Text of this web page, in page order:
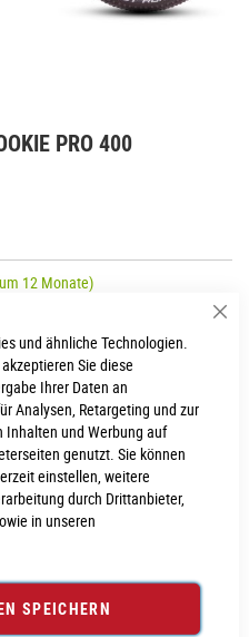
und ähnliche Technologien.
Sie diese
Ihrer Daten an
Analysen, Retargeting und zur
Inhalten und Werbung auf
genutzt. Sie können
einstellen, weitere
durch Drittanbieter,
in unseren
SPEICHERN
PRO 400
12 Monate)